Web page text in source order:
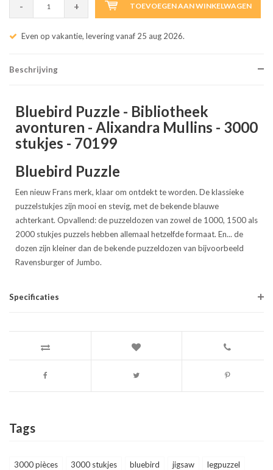
- + TOEVOEGEN AAN WINKELWAGEN
Even op vakantie, levering vanaf 25 aug 2026.
Beschrijving
Bluebird Puzzle - Bibliotheek
avonturen - Alixandra Mullins - 3000
stukjes - 70199
Bluebird Puzzle
Een nieuw Frans merk, klaar om ontdekt te worden. De klassieke
puzzelstukjes zijn mooi en stevig, met de bekende blauwe
achterkant. Opvallend: de puzzeldozen van zowel de 1000, 1500 als
2000 stukjes puzzels hebben allemaal hetzelfde formaat. En... de
dozen zijn kleiner dan de bekende puzzeldozen van bijvoorbeeld
Ravensburger of Jumbo.
Specificaties
Tags
3000 pièces 3000 stukjes bluebird jigsaw legpuzzel